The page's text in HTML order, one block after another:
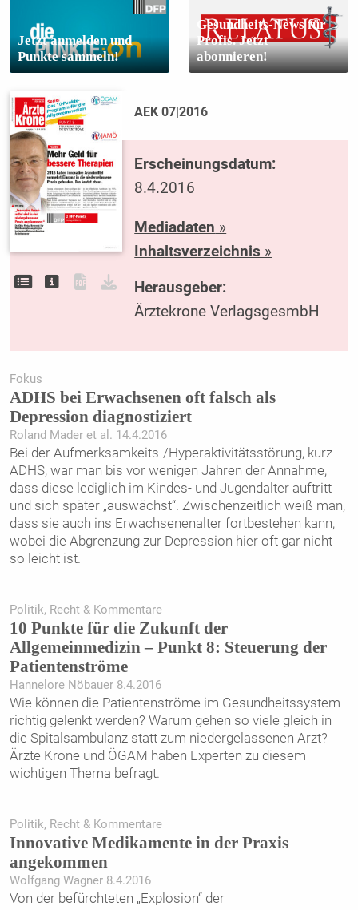
Jetzt anmelden und
Punkte sammeln!
Gesundheits-News für
Profis. Jetzt
abonnieren!
AEK 07|2016
Erscheinungsdatum:
8.4.2016
Mediadaten »
Inhaltsverzeichnis »
Herausgeber:
Ärztekrone VerlagsgesmbH
Fokus
ADHS bei Erwachsenen oft falsch als
Depression diagnostiziert
Roland Mader et al. 14.4.2016
Bei der Aufmerksamkeits-/Hyperaktivitätsstörung, kurz
ADHS, war man bis vor wenigen Jahren der Annahme,
dass diese lediglich im Kindes- und Jugendalter auftritt
und sich später „auswächst“. Zwischenzeitlich weiß man,
dass sie auch ins Erwachsenenalter fortbestehen kann,
wobei die Abgrenzung zur Depression hier oft gar nicht
so leicht ist.
Politik, Recht & Kommentare
10 Punkte für die Zukunft der
Allgemeinmedizin – Punkt 8: Steuerung der
Patientenströme
Hannelore Nöbauer 8.4.2016
Wie können die Patientenströme im Gesundheitssystem
richtig gelenkt werden? Warum gehen so viele gleich in
die Spitalsambulanz statt zum niedergelassenen Arzt?
Ärzte Krone und ÖGAM haben Experten zu diesem
wichtigen Thema befragt.
Politik, Recht & Kommentare
Innovative Medikamente in der Praxis
angekommen
Wolfgang Wagner 8.4.2016
Von der befürchteten „Explosion“ der